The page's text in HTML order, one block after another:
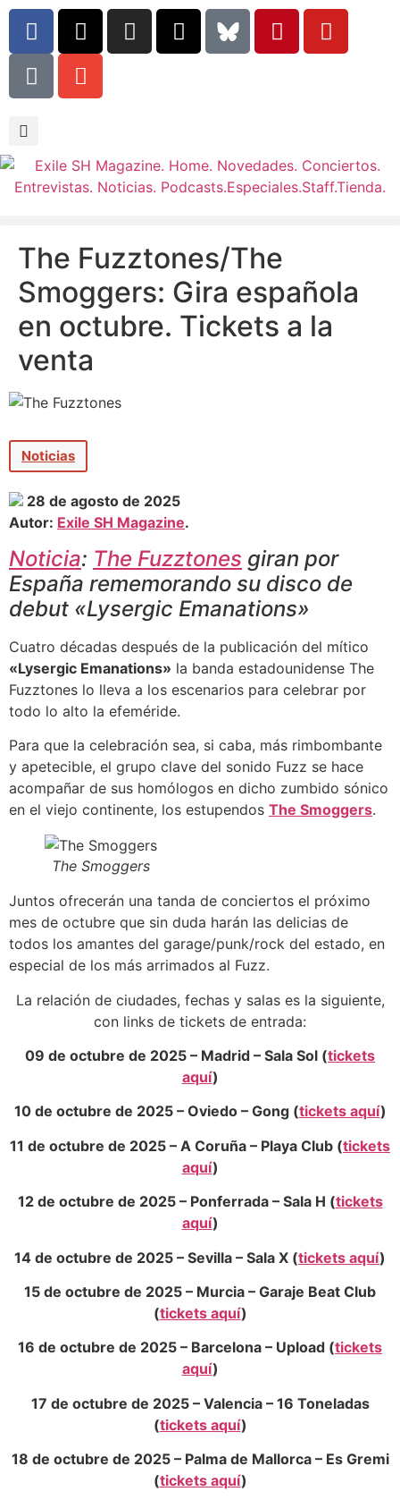
The Fuzztones/The
Smoggers: Gira española
en octubre. Tickets a la
venta
Noticias
28 de agosto de 2025
Autor: Exile SH Magazine.
Noticia: The Fuzztones giran por
España rememorando su disco de
debut «Lysergic Emanations»
Cuatro décadas después de la publicación del mítico
«Lysergic Emanations» la banda estadounidense The
Fuzztones lo lleva a los escenarios para celebrar por
todo lo alto la efeméride.
Para que la celebración sea, si caba, más rimbombante
y apetecible, el grupo clave del sonido Fuzz se hace
acompañar de sus homólogos en dicho zumbido sónico
en el viejo continente, los estupendos The Smoggers.
The Smoggers
Juntos ofrecerán una tanda de conciertos el próximo
mes de octubre que sin duda harán las delicias de
todos los amantes del garage/punk/rock del estado, en
especial de los más arrimados al Fuzz.
La relación de ciudades, fechas y salas es la siguiente,
con links de tickets de entrada:
09 de octubre de 2025 – Madrid – Sala Sol (tickets
aquí)
10 de octubre de 2025 – Oviedo – Gong (tickets aquí)
11 de octubre de 2025 – A Coruña – Playa Club (tickets
aquí)
12 de octubre de 2025 – Ponferrada – Sala H (tickets
aquí)
14 de octubre de 2025 – Sevilla – Sala X (tickets aquí)
15 de octubre de 2025 – Murcia – Garaje Beat Club
(tickets aquí)
16 de octubre de 2025 – Barcelona – Upload (tickets
aquí)
17 de octubre de 2025 – Valencia – 16 Toneladas
(tickets aquí)
18 de octubre de 2025 – Palma de Mallorca – Es Gremi
(tickets aquí)